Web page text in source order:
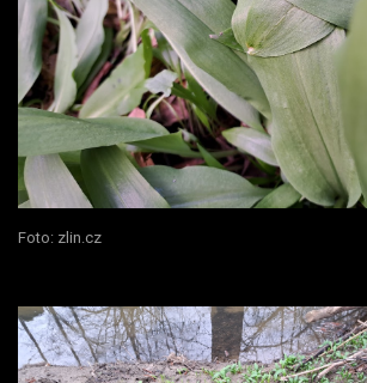
Foto: zlin.cz